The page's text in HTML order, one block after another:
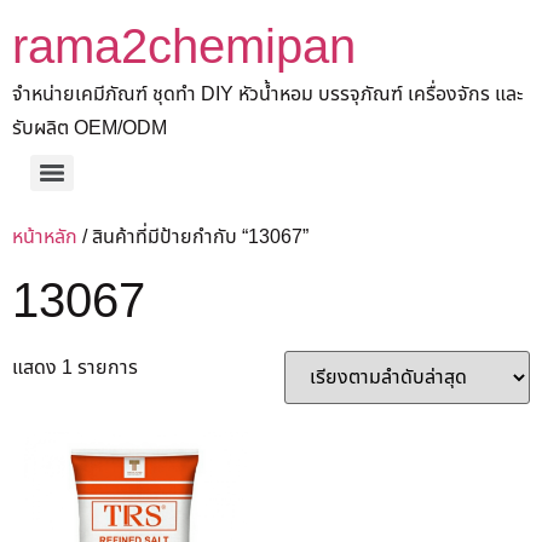
rama2chemipan
จำหน่ายเคมีภัณฑ์ ชุดทำ DIY หัวน้ำหอม บรรจุภัณฑ์ เครื่องจักร และ
รับผลิต OEM/ODM
หน้าหลัก / สินค้าที่มีป้ายกำกับ “13067”
13067
แสดง 1 รายการ